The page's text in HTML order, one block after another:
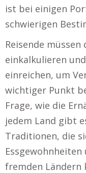
ist bei einigen
schwierigen
Reisende
einkalkulieren
einreichen, um
wichtiger Punkt
Frage, wie die
jedem Land gibt
Traditionen, die
fremden Ländern